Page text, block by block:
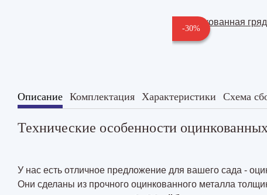
-30%
Описание Комплектация Характеристики Схема
Технические особенности
У нас есть отличное предложение для вашего сада -
Они сделаны из прочного оцинкованного металла